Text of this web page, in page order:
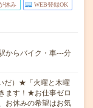
休み WEB登録OK
からバイク・車---分
だ）★「火曜と木曜
ます！★お仕事ゼロ
お休みの希望はお気